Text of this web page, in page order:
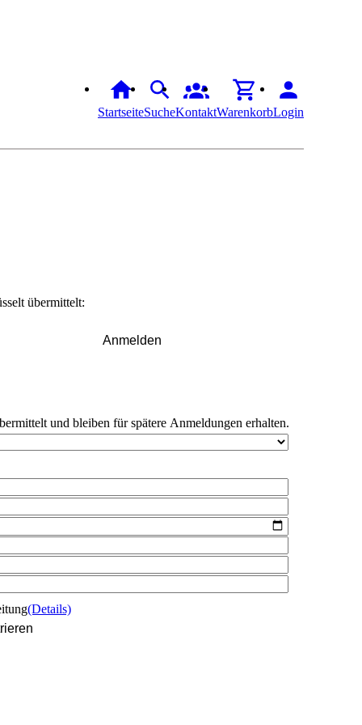
StartseiteSucheKontaktWarenkorbLogin
übermittelt:
Anmelden
und bleiben für spätere Anmeldungen erhalten.
(Details)